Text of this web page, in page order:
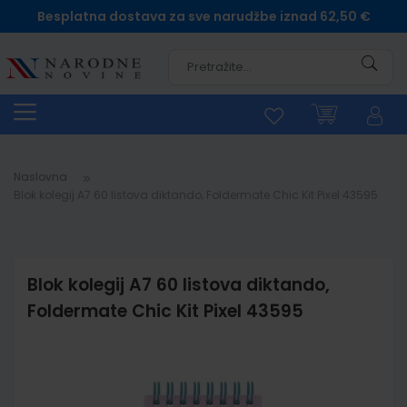
Besplatna dostava za sve narudžbe iznad 62,50 €
Naslovna
Blok kolegij A7 60 listova diktando,
Foldermate Chic Kit Pixel 43595